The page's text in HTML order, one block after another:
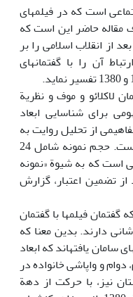
است که در فیلم‏های
مقاله حاضر این است که
از انقلاب اسلامی را بر
آن را با گفتمان‏های
لاکلائو و موف و نظریة
برای شناسایی ابعاد
از تحلیل روایت به
عنوان چارچوب روشی اقتباس شده است. حجم نمونه شامل 24
است که به شیوة «نمونه
تضمین اعتبار، گزارش
فیلم‏ها با گفتمان
دارند. بدین معنا که
سامان یافته‏اند که ابعاد
و واپاشی خانواده در
نیز، با حرکت از دهة